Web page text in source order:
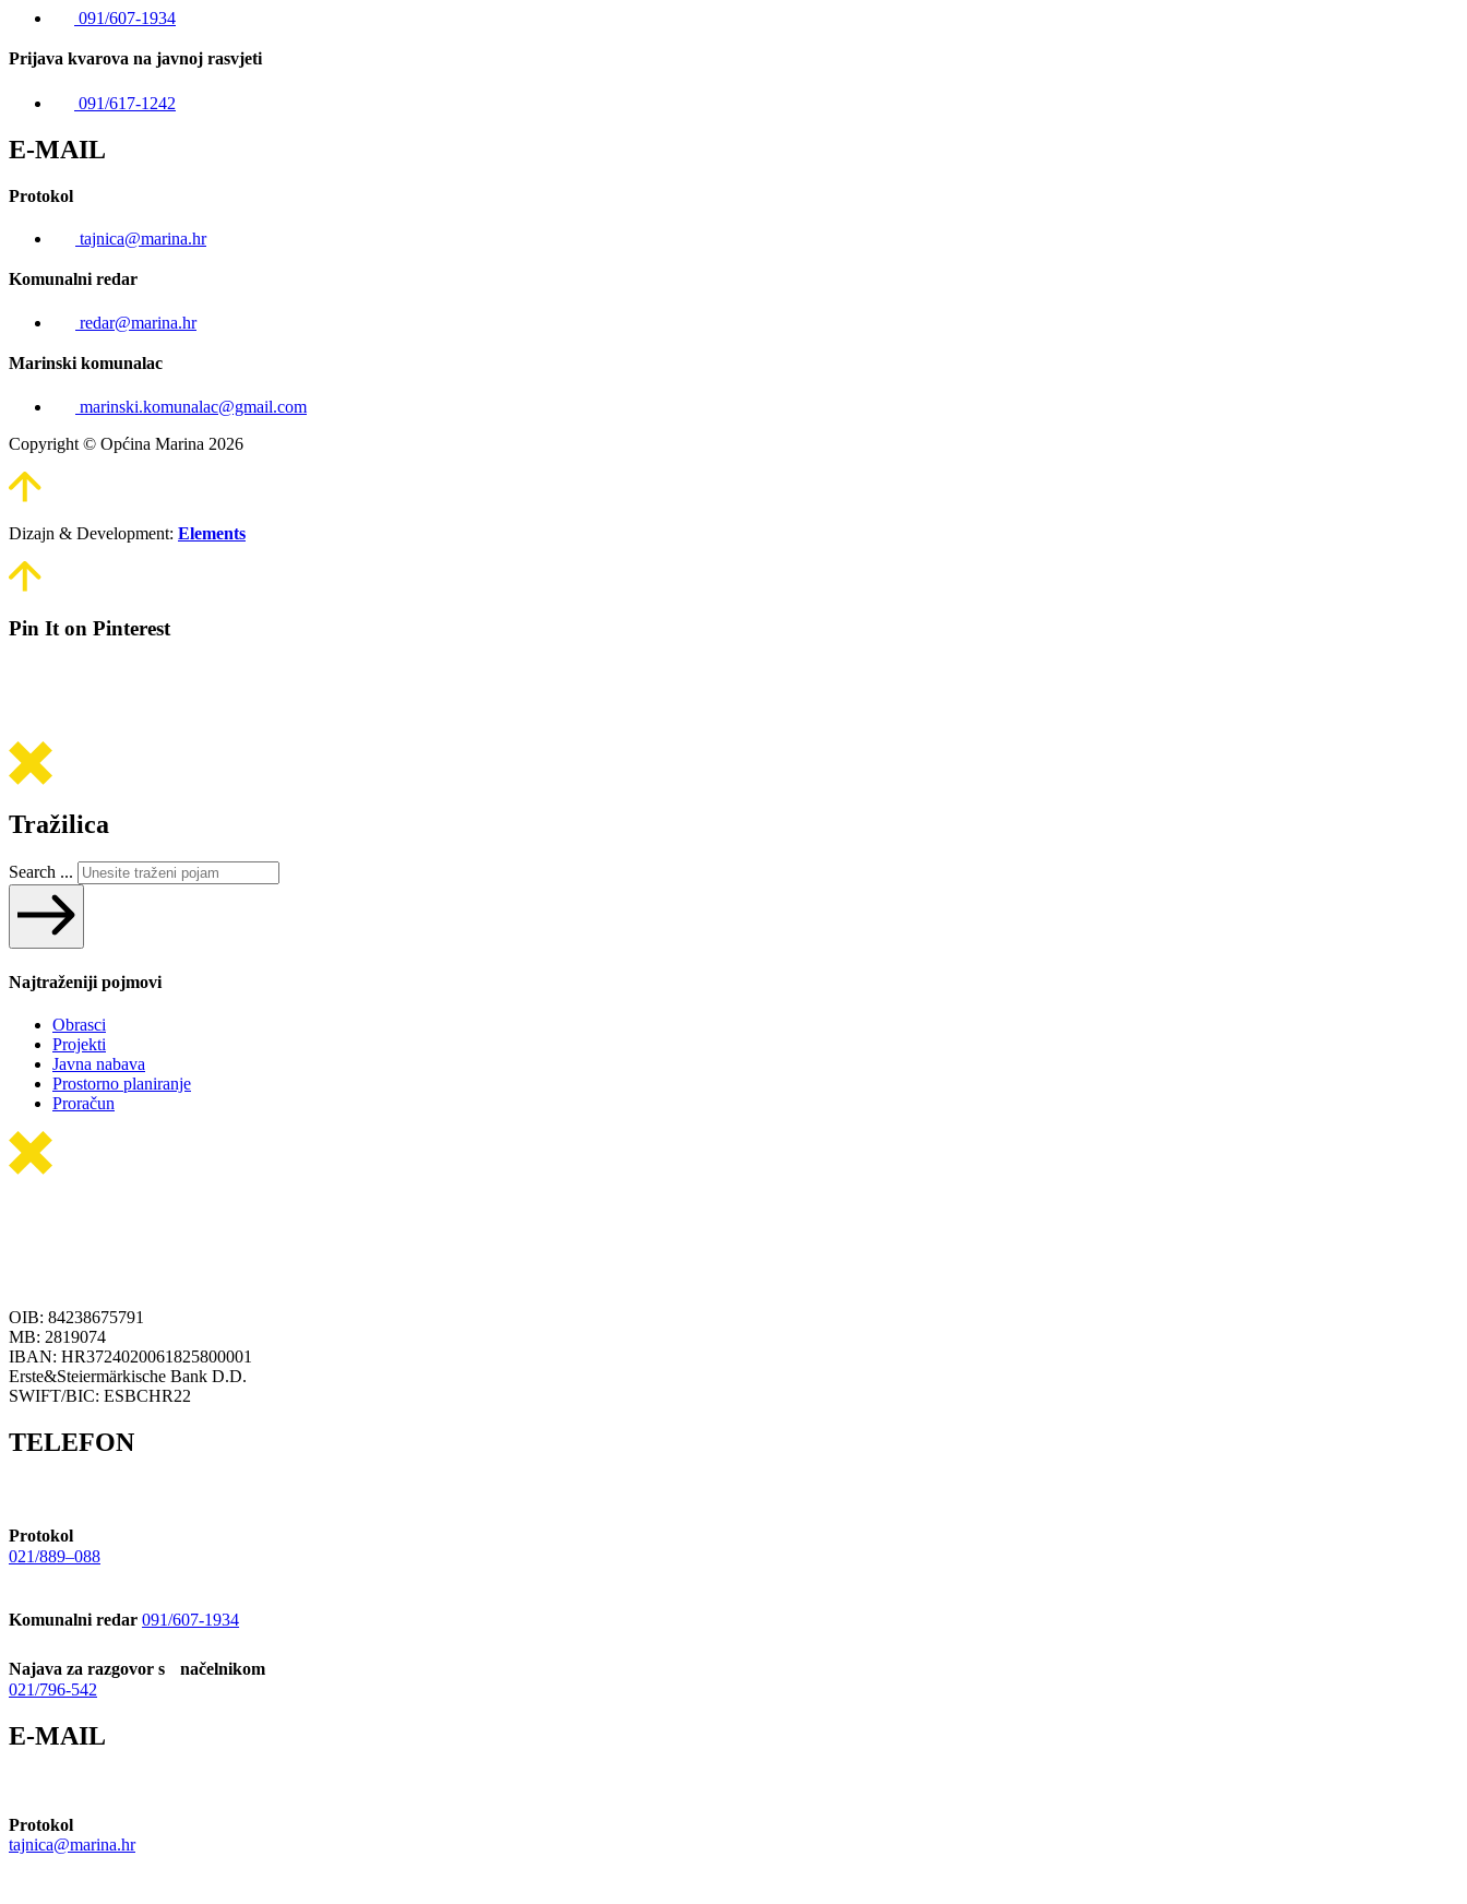
091/607-1934
Prijava kvarova na javnoj rasvjeti
091/617-1242
E-MAIL
Protokol
tajnica@marina.hr
Komunalni redar
redar@marina.hr
Marinski komunalac
marinski.komunalac@gmail.com
Copyright © Općina Marina 2026
Dizajn & Development: Elements
Pin It on Pinterest
Tražilica
Search ...
Najtraženiji pojmovi
Obrasci
Projekti
Javna nabava
Prostorno planiranje
Proračun
OIB: 84238675791
MB: 2819074
IBAN: HR3724020061825800001
Erste&Steiermärkische Bank D.D.
SWIFT/BIC: ESBCHR22
TELEFON
Protokol
021/889–088
Komunalni redar 091/607-1934
Najava za razgovor s načelnikom
021/796-542
E-MAIL
Protokol
tajnica@marina.hr